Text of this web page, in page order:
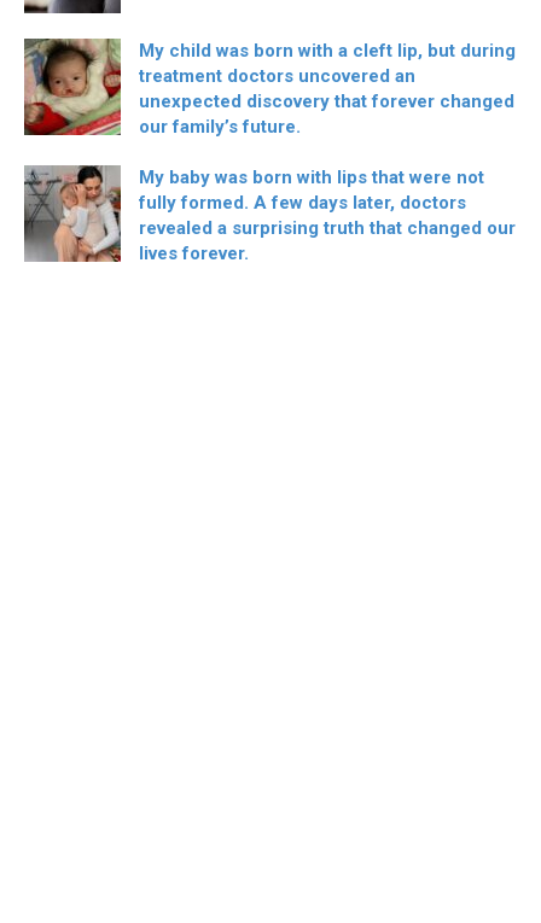
My child was born with a cleft lip, but during
treatment doctors uncovered an
unexpected discovery that forever changed
our family’s future.
My baby was born with lips that were not
fully formed. A few days later, doctors
revealed a surprising truth that changed our
lives forever.